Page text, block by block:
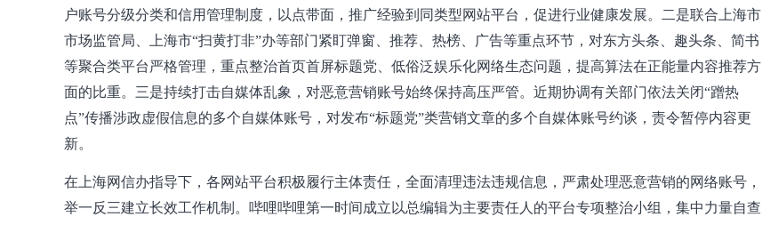
户账号分级分类和信用管理制度，以点带面，推广经验到同类型网站平台，促进行业健康发展。二是联合上海市
市场监管局、上海市“扫黄打非”办等部门紧盯弹窗、推荐、热榜、广告等重点环节，对东方头条、趣头条、简书
等聚合类平台严格管理，重点整治首页首屏标题党、低俗泛娱乐化网络生态问题，提高算法在正能量内容推荐方
面的比重。三是持续打击自媒体乱象，对恶意营销账号始终保持高压严管。近期协调有关部门依法关闭“蹭热
点”传播涉政虚假信息的多个自媒体账号，对发布“标题党”类营销文章的多个自媒体账号约谈，责令暂停内容更
新。
在上海网信办指导下，各网站平台积极履行主体责任，全面清理违法违规信息，严肃处理恶意营销的网络账号，
举一反三建立长效工作机制。哔哩哔哩第一时间成立以总编辑为主要责任人的平台专项整治小组，集中力量自查